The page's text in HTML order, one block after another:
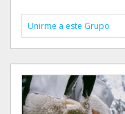
Unirme a este Grupo